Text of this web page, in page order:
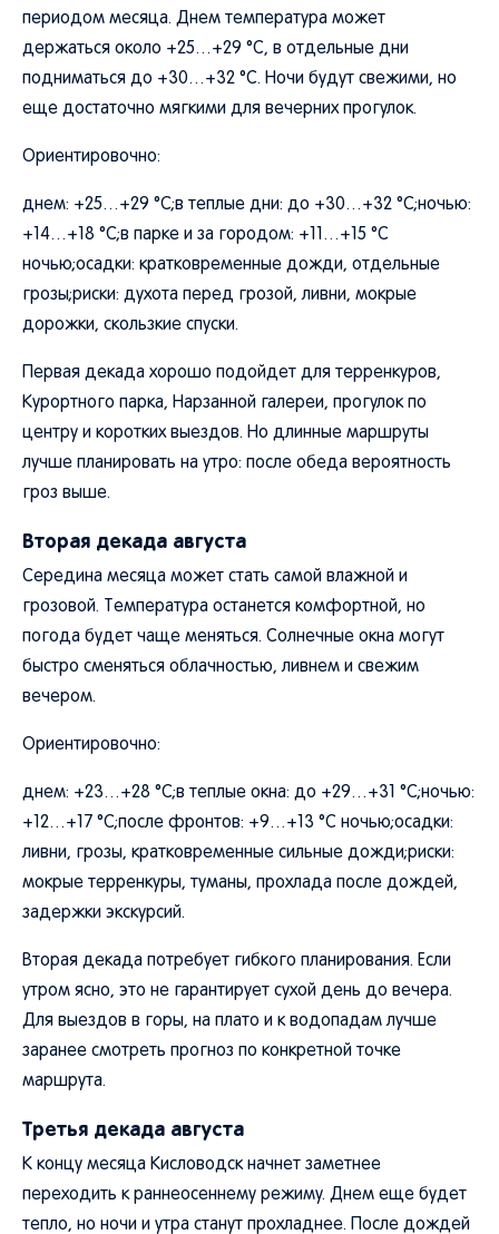
периодом месяца. Днем температура может
держаться около +25…+29 °C, в отдельные дни
подниматься до +30…+32 °C. Ночи будут свежими, но
еще достаточно мягкими для вечерних прогулок.
Ориентировочно:
днем: +25…+29 °C;в теплые дни: до +30…+32 °C;ночью:
+14…+18 °C;в парке и за городом: +11…+15 °C
ночью;осадки: кратковременные дожди, отдельные
грозы;риски: духота перед грозой, ливни, мокрые
дорожки, скользкие спуски.
Первая декада хорошо подойдет для терренкуров,
Курортного парка, Нарзанной галереи, прогулок по
центру и коротких выездов. Но длинные маршруты
лучше планировать на утро: после обеда вероятность
гроз выше.
Вторая декада августа
Середина месяца может стать самой влажной и
грозовой. Температура останется комфортной, но
погода будет чаще меняться. Солнечные окна могут
быстро сменяться облачностью, ливнем и свежим
вечером.
Ориентировочно:
днем: +23…+28 °C;в теплые окна: до +29…+31 °C;ночью:
+12…+17 °C;после фронтов: +9…+13 °C ночью;осадки:
ливни, грозы, кратковременные сильные дожди;риски:
мокрые терренкуры, туманы, прохлада после дождей,
задержки экскурсий.
Вторая декада потребует гибкого планирования. Если
утром ясно, это не гарантирует сухой день до вечера.
Для выездов в горы, на плато и к водопадам лучше
заранее смотреть прогноз по конкретной точке
маршрута.
Третья декада августа
К концу месяца Кисловодск начнет заметнее
переходить к раннеосеннему режиму. Днем еще будет
тепло, но ночи и утра станут прохладнее. После дождей